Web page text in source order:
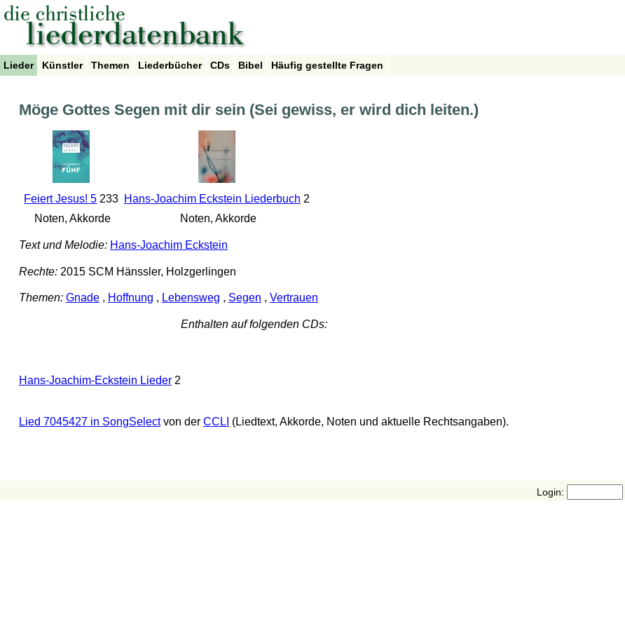
Lieder Künstler Themen Liederbücher CDs Bibel Häufig gestellte Fragen
Möge Gottes Segen mit dir sein (Sei gewiss, er wird dich leiten.)
Feiert Jesus! 5 233
Noten, Akkorde
Hans-Joachim Eckstein Liederbuch 2
Noten, Akkorde
Text und Melodie: Hans-Joachim Eckstein
Rechte:2015 SCM Hänssler, Holzgerlingen
Themen: Gnade, Hoffnung , Lebensweg , Segen , Vertrauen
Enthalten auf folgenden CDs:
Hans-Joachim-Eckstein Lieder2
Lied 7045427 in SongSelectvon der CCLI (Liedtext, Akkorde, Noten und aktuelle Rechtsangaben).
Login: